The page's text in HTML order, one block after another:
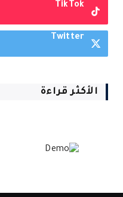
TikTok
Twitter
الأكثر قراءة